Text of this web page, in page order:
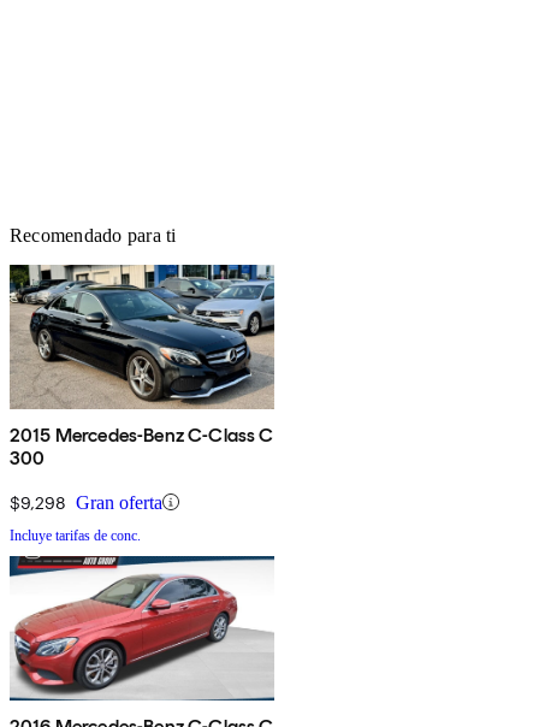
Recomendado para ti
2015 Mercedes-Benz C-Class C
300
$9,298 Gran oferta
Incluye tarifas de conc.